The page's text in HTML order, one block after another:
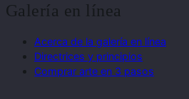
Galería en línea
Acerca de la galería en línea
Directrices y principios
Comprar arte en 3 pasos